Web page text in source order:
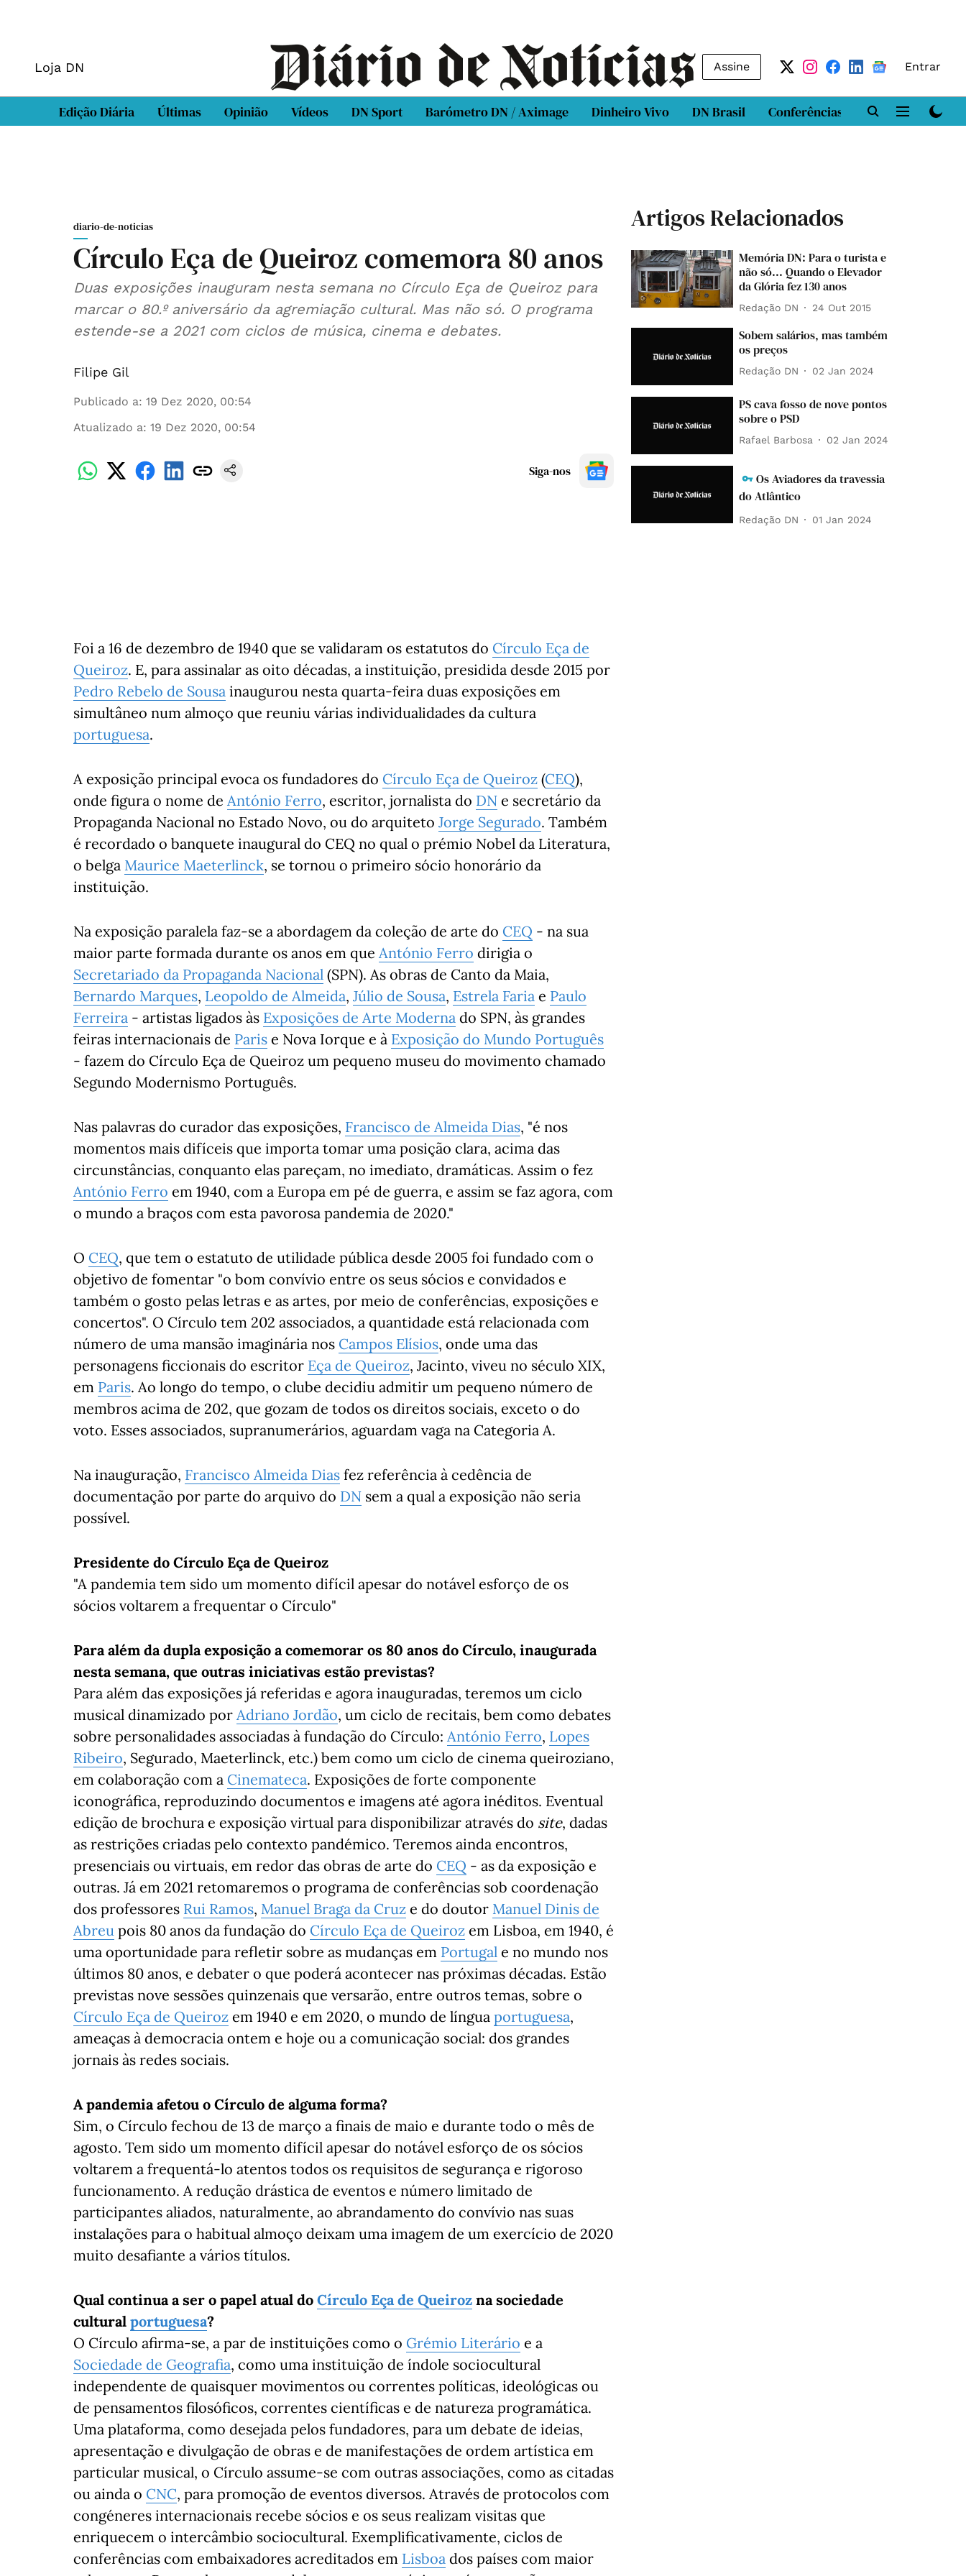
Loja DN Assine Entrar
Edição Diária Últimas Opinião Vídeos DN Sport Barómetro DN / Aximage Dinheiro Vivo DN Brasil Conferências DN LAB
diario-de-noticias
Círculo Eça de Queiroz comemora 80 anos
Duas exposições inauguram nesta semana no Círculo Eça de Queiroz para
marcar o 80.º aniversário da agremiação cultural. Mas não só. O programa
estende-se a 2021 com ciclos de música, cinema e debates.
Filipe Gil
Publicado a: 19 Dez 2020, 00:54
Atualizado a: 19 Dez 2020, 00:54
Siga-nos
Foi a 16 de dezembro de 1940 que se validaram os estatutos do Círculo Eça de
Queiroz. E, para assinalar as oito décadas, a instituição, presidida desde 2015 por
Pedro Rebelo de Sousa inaugurou nesta quarta-feira duas exposições em
simultâneo num almoço que reuniu várias individualidades da cultura
portuguesa.
A exposição principal evoca os fundadores do Círculo Eça de Queiroz (CEQ),
onde figura o nome de António Ferro, escritor, jornalista do DN e secretário da
Propaganda Nacional no Estado Novo, ou do arquiteto Jorge Segurado. Também
é recordado o banquete inaugural do CEQ no qual o prémio Nobel da Literatura,
o belga Maurice Maeterlinck, se tornou o primeiro sócio honorário da
instituição.
Na exposição paralela faz-se a abordagem da coleção de arte do CEQ - na sua
maior parte formada durante os anos em que António Ferro dirigia o
Secretariado da Propaganda Nacional (SPN). As obras de Canto da Maia,
Bernardo Marques, Leopoldo de Almeida, Júlio de Sousa, Estrela Faria e Paulo
Ferreira - artistas ligados às Exposições de Arte Moderna do SPN, às grandes
feiras internacionais de Paris e Nova Iorque e à Exposição do Mundo Português
- fazem do Círculo Eça de Queiroz um pequeno museu do movimento chamado
Segundo Modernismo Português.
Nas palavras do curador das exposições, Francisco de Almeida Dias, "é nos
momentos mais difíceis que importa tomar uma posição clara, acima das
circunstâncias, conquanto elas pareçam, no imediato, dramáticas. Assim o fez
António Ferro em 1940, com a Europa em pé de guerra, e assim se faz agora, com
o mundo a braços com esta pavorosa pandemia de 2020."
O CEQ, que tem o estatuto de utilidade pública desde 2005 foi fundado com o
objetivo de fomentar "o bom convívio entre os seus sócios e convidados e
também o gosto pelas letras e as artes, por meio de conferências, exposições e
concertos". O Círculo tem 202 associados, a quantidade está relacionada com
número de uma mansão imaginária nos Campos Elísios, onde uma das
personagens ficcionais do escritor Eça de Queiroz, Jacinto, viveu no século XIX,
em Paris. Ao longo do tempo, o clube decidiu admitir um pequeno número de
membros acima de 202, que gozam de todos os direitos sociais, exceto o do
voto. Esses associados, supranumerários, aguardam vaga na Categoria A.
Na inauguração, Francisco Almeida Dias fez referência à cedência de
documentação por parte do arquivo do DN sem a qual a exposição não seria
possível.
Presidente do Círculo Eça de Queiroz
"A pandemia tem sido um momento difícil apesar do notável esforço de os
sócios voltarem a frequentar o Círculo"
Para além da dupla exposição a comemorar os 80 anos do Círculo, inaugurada
nesta semana, que outras iniciativas estão previstas?
Para além das exposições já referidas e agora inauguradas, teremos um ciclo
musical dinamizado por Adriano Jordão, um ciclo de recitais, bem como debates
sobre personalidades associadas à fundação do Círculo: António Ferro, Lopes
Ribeiro, Segurado, Maeterlinck, etc.) bem como um ciclo de cinema queiroziano,
em colaboração com a Cinemateca. Exposições de forte componente
iconográfica, reproduzindo documentos e imagens até agora inéditos. Eventual
edição de brochura e exposição virtual para disponibilizar através do site, dadas
as restrições criadas pelo contexto pandémico. Teremos ainda encontros,
presenciais ou virtuais, em redor das obras de arte do CEQ - as da exposição e
outras. Já em 2021 retomaremos o programa de conferências sob coordenação
dos professores Rui Ramos, Manuel Braga da Cruz e do doutor Manuel Dinis de
Abreu pois 80 anos da fundação do Círculo Eça de Queiroz em Lisboa, em 1940, é
uma oportunidade para refletir sobre as mudanças em Portugal e no mundo nos
últimos 80 anos, e debater o que poderá acontecer nas próximas décadas. Estão
previstas nove sessões quinzenais que versarão, entre outros temas, sobre o
Círculo Eça de Queiroz em 1940 e em 2020, o mundo de língua portuguesa,
ameaças à democracia ontem e hoje ou a comunicação social: dos grandes
jornais às redes sociais.
A pandemia afetou o Círculo de alguma forma?
Sim, o Círculo fechou de 13 de março a finais de maio e durante todo o mês de
agosto. Tem sido um momento difícil apesar do notável esforço de os sócios
voltarem a frequentá-lo atentos todos os requisitos de segurança e rigoroso
funcionamento. A redução drástica de eventos e número limitado de
participantes aliados, naturalmente, ao abrandamento do convívio nas suas
instalações para o habitual almoço deixam uma imagem de um exercício de 2020
muito desafiante a vários títulos.
Qual continua a ser o papel atual do Círculo Eça de Queiroz na sociedade
cultural portuguesa?
O Círculo afirma-se, a par de instituições como o Grémio Literário e a
Sociedade de Geografia, como uma instituição de índole sociocultural
independente de quaisquer movimentos ou correntes políticas, ideológicas ou
de pensamentos filosóficos, correntes científicas e de natureza programática.
Uma plataforma, como desejada pelos fundadores, para um debate de ideias,
apresentação e divulgação de obras e de manifestações de ordem artística em
particular musical, o Círculo assume-se com outras associações, como as citadas
ou ainda o CNC, para promoção de eventos diversos. Através de protocolos com
congéneres internacionais recebe sócios e os seus realizam visitas que
enriquecem o intercâmbio sociocultural. Exemplificativamente, ciclos de
conferências com embaixadores acreditados em Lisboa dos países com maior
Artigos Relacionados
Memória DN: Para o turista e
não só... Quando o Elevador
da Glória fez 130 anos
Redação DN 24 Out 2015
Sobem salários, mas também
os preços
Redação DN 02 Jan 2024
PS cava fosso de nove pontos
sobre o PSD
Rafael Barbosa 02 Jan 2024
Os Aviadores da travessia
do Atlântico
Redação DN 01 Jan 2024